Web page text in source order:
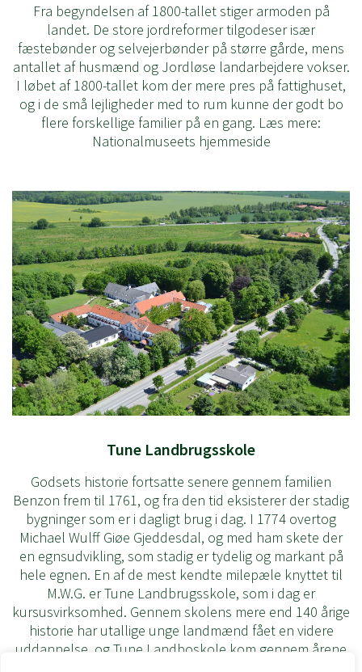
Fra begyndelsen af 1800-tallet stiger armoden på
landet. De store jordreformer tilgodeser især
fæstebønder og selvejerbønder på større gårde, mens
antallet af husmænd og Jordløse landarbejdere vokser.
I løbet af 1800-tallet kom der mere pres på fattighuset,
og i de små lejligheder med to rum kunne der godt bo
flere forskellige familier på en gang. Læs mere:
Nationalmuseets hjemmeside
Tune Landbrugsskole
Godsets historie fortsatte senere gennem familien
Benzon frem til 1761, og fra den tid eksisterer der stadig
bygninger som er i dagligt brug i dag. I 1774 overtog
Michael Wulff Giøe Gjeddesdal, og med ham skete der
en egnsudvikling, som stadig er tydelig og markant på
hele egnen. En af de mest kendte milepæle knyttet til
M.W.G. er Tune Landbrugsskole, som i dag er
kursusvirksomhed. Gennem skolens mere end 140 årige
historie har utallige unge landmænd fået en videre
uddannelse, og Tune Landboskole kom gennem årene